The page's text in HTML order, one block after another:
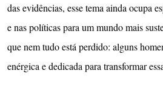
das evidências, esse tema ainda ocupa
e nas políticas para um mundo mais
que nem tudo está perdido: alguns
enérgica e dedicada para transformar